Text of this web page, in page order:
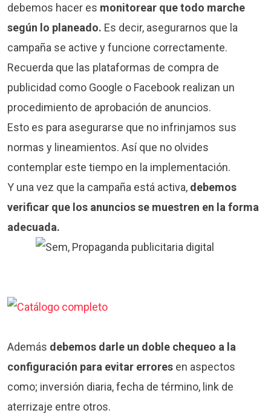
debemos hacer es monitorear que todo marche
según lo planeado. Es decir, asegurarnos que la
campaña se active y funcione correctamente.
Recuerda que las plataformas de compra de
publicidad como Google o Facebook realizan un
procedimiento de aprobación de anuncios.
Esto es para asegurarse que no infrinjamos sus
normas y lineamientos. Así que no olvides
contemplar este tiempo en la implementación.
Y una vez que la campaña está activa, debemos
verificar que los anuncios se muestren en la forma
adecuada.
Además debemos darle un doble chequeo a la
configuración para evitar errores en aspectos
como; inversión diaria, fecha de término, link de
aterrizaje entre otros.